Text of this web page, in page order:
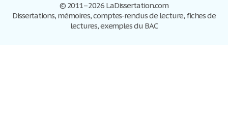
© 2011–2026 LaDissertation.com
Dissertations, mémoires, comptes-rendus de lecture, fiches de
lectures, exemples du BAC